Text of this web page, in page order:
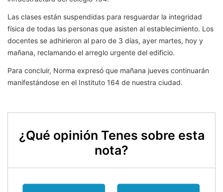
Las clases están suspendidas para resguardar la integridad
física de todas las personas que asisten al establecimiento. Los
docentes se adhirieron al paro de 3 días, ayer martes, hoy y
mañana, reclamando el arreglo urgente del edificio.
Para concluir, Norma expresó que mañana jueves continuarán
manifestándose en el Instituto 164 de nuestra ciudad.
¿Qué opinión Tenes sobre esta
nota?